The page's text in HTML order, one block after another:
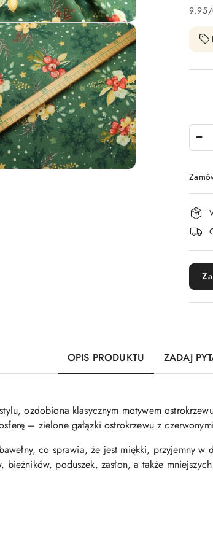
9.95/
i
OPIS PRODUKTU ZADAJ
ozdobiona klasycznym motywem
– zielone gałązki ostrokrzewu z
co sprawia, że jest miękki, przyjemny
bieżników, poduszek, zasłon, a także